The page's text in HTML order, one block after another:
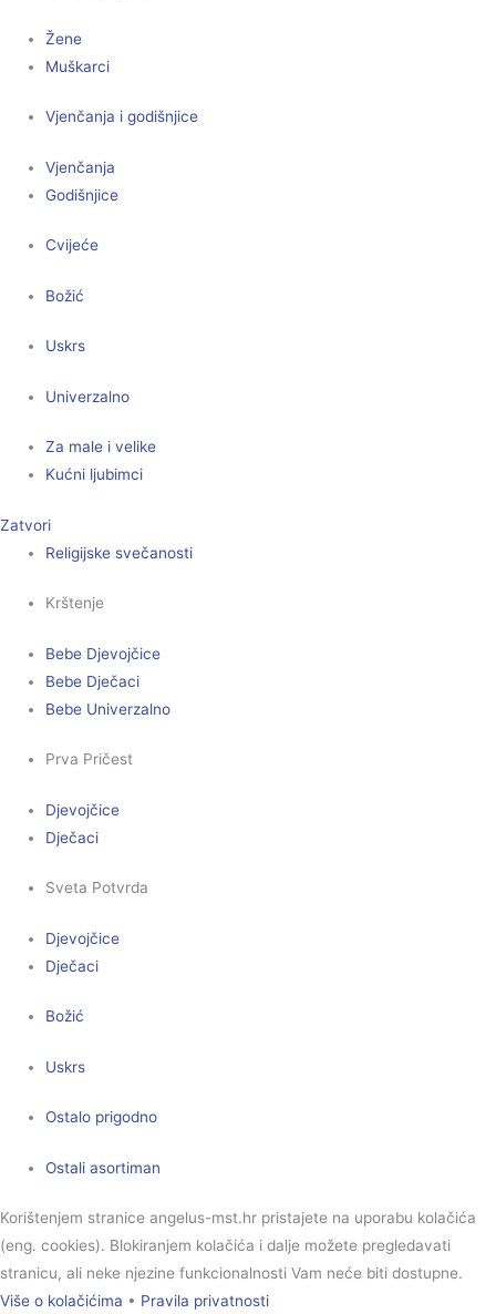
Žene
Muškarci
Vjenčanja i godišnjice
Vjenčanja
Godišnjice
Cvijeće
Božić
Uskrs
Univerzalno
Za male i velike
Kućni ljubimci
Zatvori
Religijske svečanosti
Krštenje
Bebe Djevojčice
Bebe Dječaci
Bebe Univerzalno
Prva Pričest
Djevojčice
Dječaci
Sveta Potvrda
Djevojčice
Dječaci
Božić
Uskrs
Ostalo prigodno
Ostali asortiman
Korištenjem stranice angelus-mst.hr pristajete na uporabu kolačića
(eng. cookies). Blokiranjem kolačića i dalje možete pregledavati
stranicu, ali neke njezine funkcionalnosti Vam neće biti dostupne.
Više o kolačićima • Pravila privatnosti